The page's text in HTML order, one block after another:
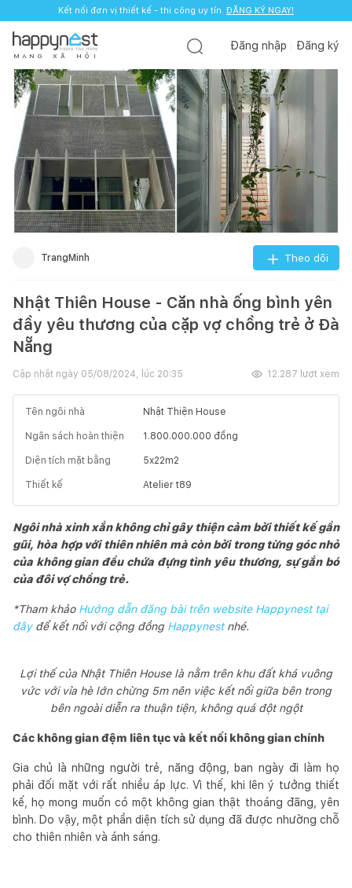
Kết nối đơn vị thiết kế - thi công uy tín. ĐĂNG KÝ NGAY!
M Ạ N G X Ã H Ộ I
Đăng nhập Đăng ký
TrangMinh Theo dõi
Nhật Thiên House - Căn nhà ống bình yên
đầy yêu thương của cặp vợ chồng trẻ ở Đà
Nẵng
Cập nhật ngày 05/08/2024, lúc 20:35 12.287 lượt xem
Tên ngôi nhà Nhật Thiện House
Ngân sách hoàn thiện 1.800.000.000 đồng
Diện tích mặt bằng 5x22m2
Thiết kế Atelier t89
Ngôi nhà xinh xắn không chỉ gây thiện cảm bởi thiết kế gần
gũi, hòa hợp với thiên nhiên mà còn bởi trong từng góc nhỏ
của không gian đều chứa đựng tình yêu thương, sự gắn bó
của đôi vợ chồng trẻ.
*Tham khảo Hướng dẫn đăng bài trên website Happynest tại
đâyđể kết nối với cộng đồng Happynest nhé.
Lợi thế của Nhật Thiên House là nằm trên khu đất khá vuông
vức với vỉa hè lớn chừng 5m nên việc kết nối giữa bên trong
bên ngoài diễn ra thuận tiện, không quá đột ngột
Các không gian đệm liên tục và kết nối không gian chính
Gia chủ là những người trẻ, năng động, ban ngày đi làm họ
phải đối mặt với rất nhiều áp lực. Vì thế, khi lên ý tưởng thiết
kế, họ mong muốn có một không gian thật thoáng đãng, yên
bình. Do vậy, một phần diện tích sử dụng đã được nhường chỗ
cho thiên nhiên và ánh sáng.